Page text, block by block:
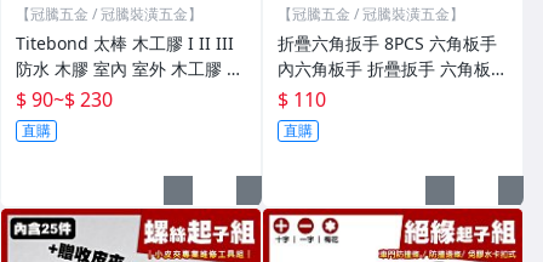
【冠騰五金 / 冠騰裝潢五金】
Titebond 太棒 木工膠 I II III
防水 木膠 室內 室外 木工膠 太
棒膠 防水木工膠【GTH冠騰五
金】
$ 90~$ 230
直購
【冠騰五金 / 冠騰裝潢五金】
折疊六角扳手 8PCS 六角板手
內六角板手 折疊扳手 六角板手
組 內六角扳手組【GTH冠騰五
金】
$ 110
直購